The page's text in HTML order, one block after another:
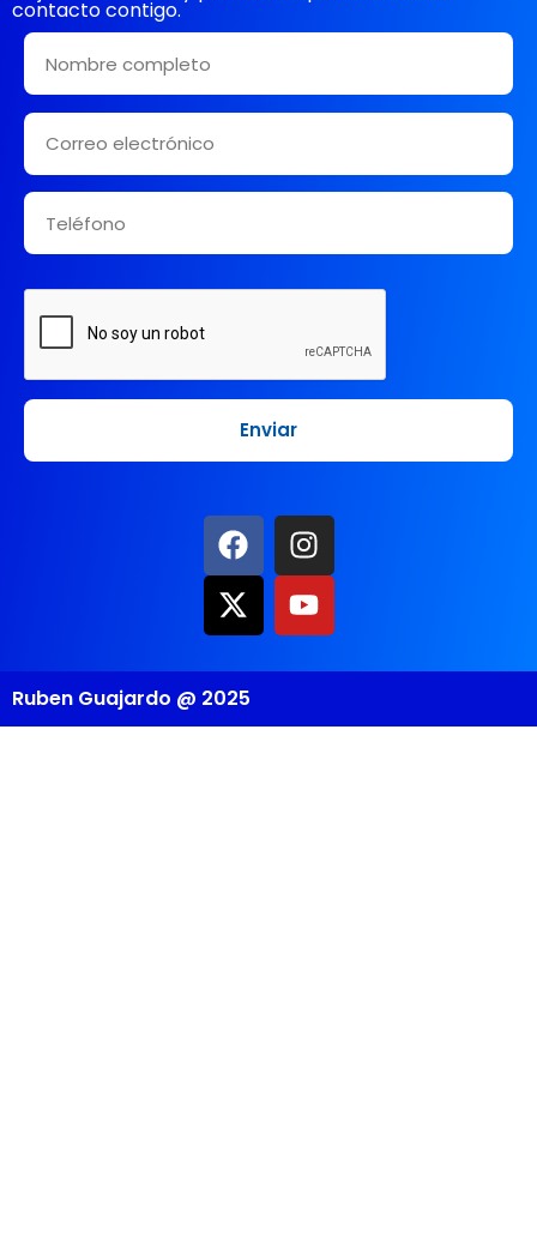
contacto contigo.
Ruben Guajardo @ 2025